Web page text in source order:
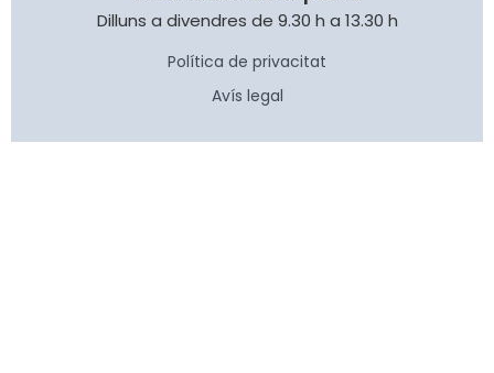
Dilluns a divendres de 9.30 h a 13.30 h
Política de privacitat
Avís legal